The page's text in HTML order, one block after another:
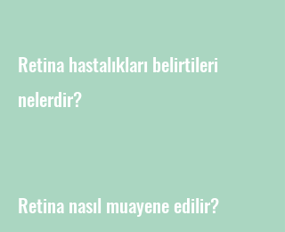
Retina hastalıkları belirtileri
nelerdir?
Retina nasıl muayene edilir?